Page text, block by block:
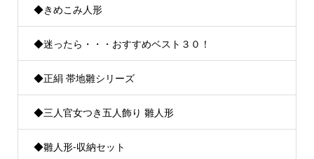
◆きめこみ人形
◆迷ったら・・・おすすめベスト３０！
◆正絹 帯地雛シリーズ
◆三人官女つき五人飾り 雛人形
◆雛人形-収納セット